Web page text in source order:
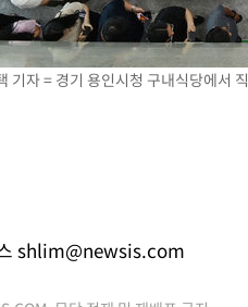
기자 = 경기 용인시청 구내식당에서
shlim@newsis.com